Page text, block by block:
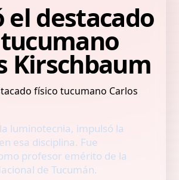
el destacado
Kirschbaum
luminotecnia, impulsó la
esa disciplina. Fue
profesor emérito de la
de Tucumán.